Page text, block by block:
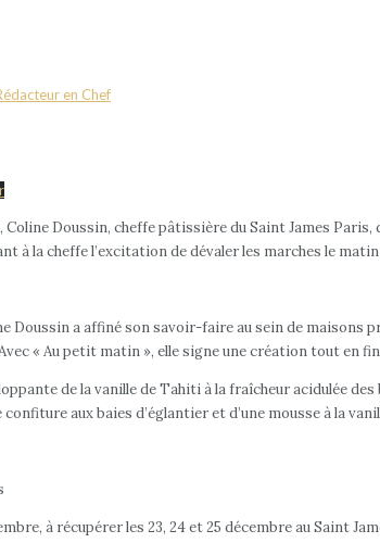
en Chef
Coline Doussin, cheffe pâtissière du Saint James
à la cheffe l’excitation de dévaler les marches le
Doussin a affiné son savoir-faire au sein de maisons
« Au petit matin », elle signe une création tout en
de la vanille de Tahiti à la fraîcheur acidulée
confiture aux baies d’églantier et d’une mousse à la
à récupérer les 23, 24 et 25 décembre au Saint